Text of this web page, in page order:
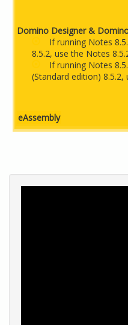
Domino Designer &
If running Notes
8.5.2, use the Notes
If running Notes
(Standard edition)
eAssembly